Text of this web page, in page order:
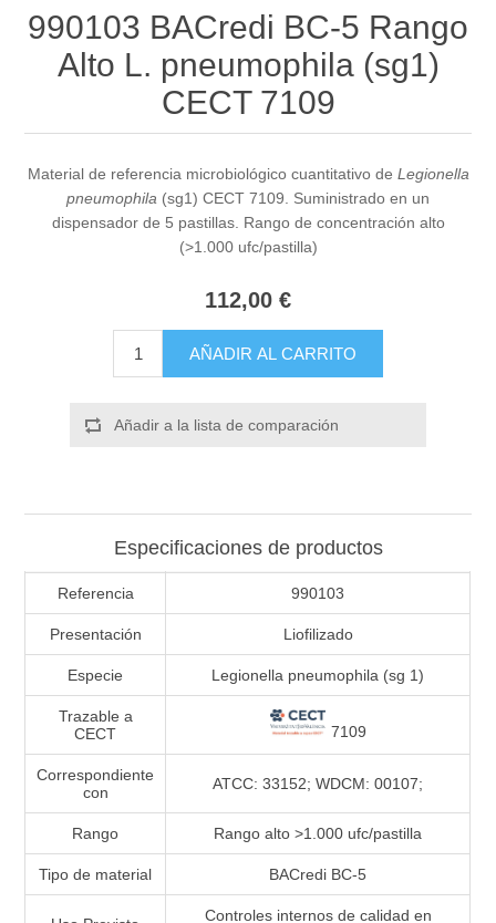
990103 BACredi BC-5 Rango
Alto L. pneumophila (sg1)
CECT 7109
Material de referencia microbiológico cuantitativo de Legionella
pneumophila (sg1) CECT 7109. Suministrado en un
dispensador de 5 pastillas. Rango de concentración alto
(>1.000 ufc/pastilla)
112,00 €
AÑADIR AL CARRITO
Añadir a la lista de comparación
Especificaciones de productos
Referencia 990103
Presentación Liofilizado
Especie Legionella pneumophila (sg 1)
Trazable a
CECT
7109
Correspondiente
con
ATCC: 33152; WDCM: 00107;
Rango Rango alto >1.000 ufc/pastilla
Tipo de material BACredi BC-5
Controles internos de calidad en